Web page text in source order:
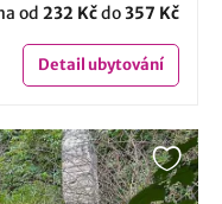
od 232 Kčdo357 Kč
Detailubytování